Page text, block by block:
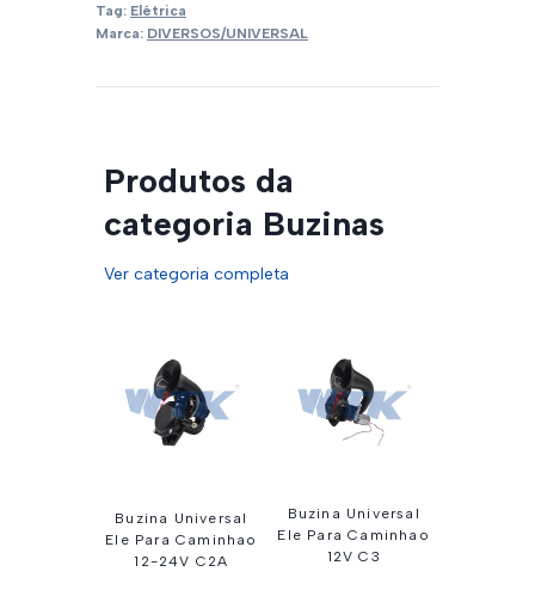
Tag: Elétrica
Marca: DIVERSOS/UNIVERSAL
Produtos da
categoria Buzinas
Ver categoria completa
Buzina Universal
Ele Para Caminhao
12-24V C2A
Buzina Universal
Ele Para Caminhao
12V C3